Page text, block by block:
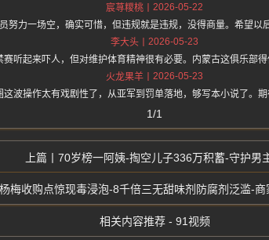
宸荨糭桃
2026-05-22
努力一场空，确实可惜，但违规就是违规，没得商量。希望以
李大头
2026-05-23
赛听起来吓人，但对维护体育精神很有必要。内蒙古这俱乐部得
火龙果羊
2026-05-23
这波操作太有戏剧性了，从亚军到罚单落地，够写本小说了。期
1/1
70岁榜一阿姨-掏空儿子336万积蓄-守护男
杨梅收购点惊现毒浸泡-8千倍三无甜味剂防腐剂泛滥-
相关内容推荐 - 91视频